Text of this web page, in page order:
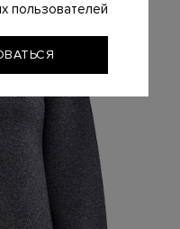
пользователей